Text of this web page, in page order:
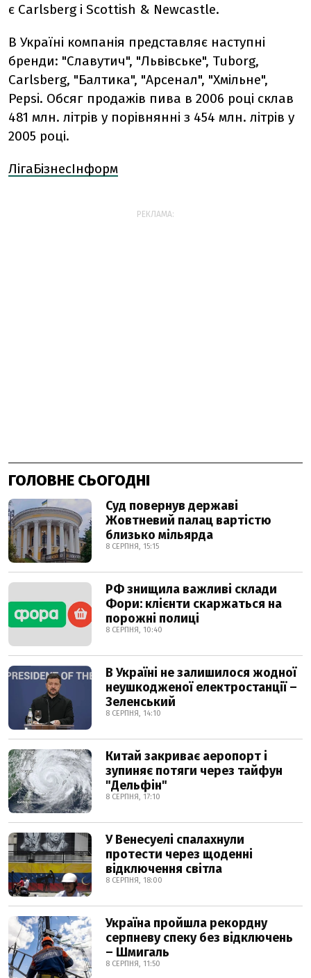
є Carlsberg і Scottish & Newcastle.
В Україні компанія представляє наступні
бренди: "Славутич", "Львівське", Tuborg,
Carlsberg, "Балтика", "Арсенал", "Хмільне",
Pepsi. Обсяг продажів пива в 2006 році склав
481 млн. літрів у порівнянні з 454 млн. літрів у
2005 році.
ЛігаБізнесІнформ
РЕКЛАМА:
ГОЛОВНЕ СЬОГОДНІ
Суд повернув державі
Жовтневий палац вартістю
близько мільярда
8 СЕРПНЯ, 15:15
РФ знищила важливі склади
Фори: клієнти скаржаться на
порожні полиці
8 СЕРПНЯ, 10:40
В Україні не залишилося жодної
неушкодженої електростанції –
Зеленський
8 СЕРПНЯ, 14:10
Китай закриває аеропорт і
зупиняє потяги через тайфун
"Дельфін"
8 СЕРПНЯ, 17:10
У Венесуелі спалахнули
протести через щоденні
відключення світла
8 СЕРПНЯ, 18:00
Україна пройшла рекордну
серпневу спеку без відключень
– Шмигаль
8 СЕРПНЯ, 11:50